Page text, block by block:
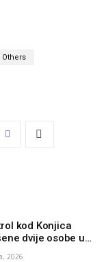
Others
kod Konjica
dvije osobe u
2026